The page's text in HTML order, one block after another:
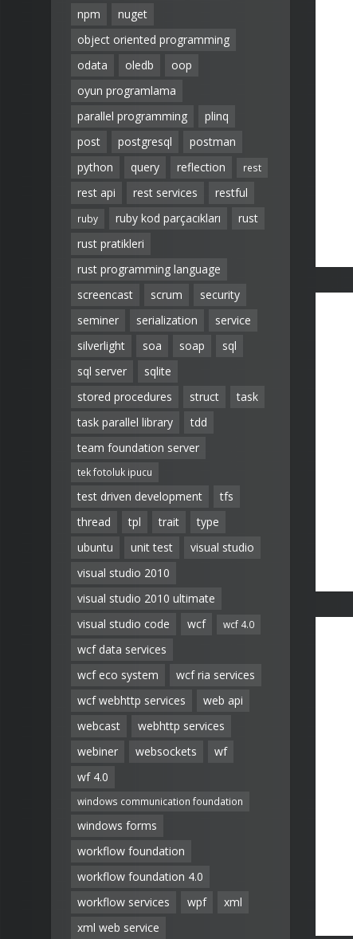
npm
nuget
object oriented programming
odata
oledb
oop
oyun programlama
parallel programming
plinq
post
postgresql
postman
python
query reflection rest
rest api rest services restful
ruby ruby kod parçacıkları
rust
rust pratikleri
rust programming language
screencast
scrum
security
seminer
serialization
service
silverlight
soa soap
sql
sql server
sqlite
stored procedures
struct
task
task parallel library
tdd
team foundation server
tek fotoluk ipucu
test driven development
tfs
thread
tpl trait
type
ubuntu
unit test
visual studio
visual studio 2010
visual studio 2010 ultimate
visual studio code
wcf wcf 4.0
wcf data services
wcf eco system
wcf ria services
wcf webhttp services
web api
webcast
webhttp services
webiner
websockets
wf
wf 4.0
windows communication foundation
windows forms
workflow foundation
workflow foundation 4.0
workflow services
wpf
xml
xml web service